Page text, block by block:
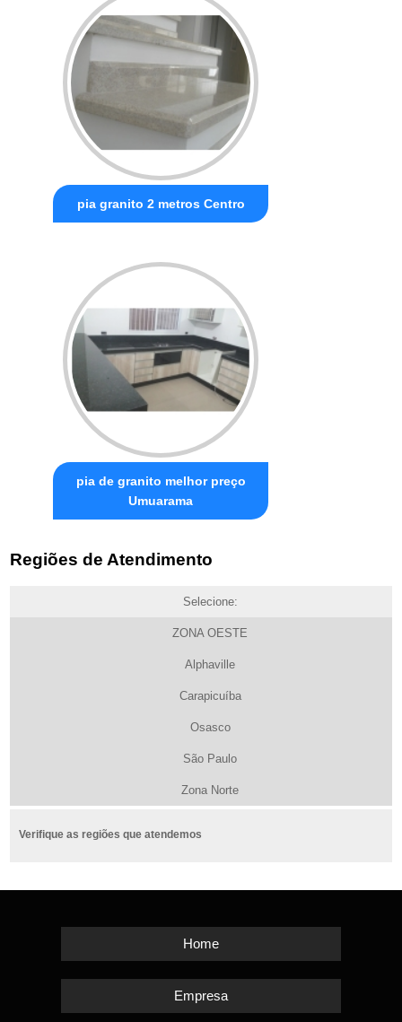
pia granito 2 metros Centro
pia de granito melhor preço
Umuarama
Regiões de Atendimento
Selecione:
ZONA OESTE
Alphaville
Carapicuíba
Osasco
São Paulo
Zona Norte
Verifique as regiões que atendemos
Home
Empresa